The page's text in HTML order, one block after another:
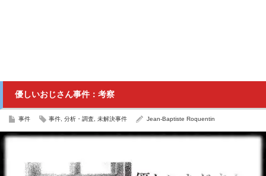
優しいおじさん事件：考察
事件 事件 分析・調査 未解決事件 Jean-Baptiste Roquentin